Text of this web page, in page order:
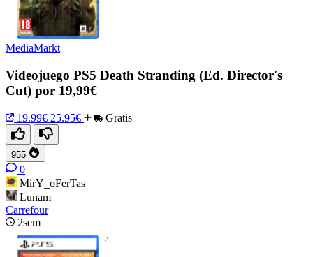
MediaMarkt
Videojuego PS5 Death Stranding (Ed. Director's
Cut) por 19,99€
19.99€ 25.95€ Gratis
955
0
MirY_oFerTas
Lunam
Carrefour
2sem